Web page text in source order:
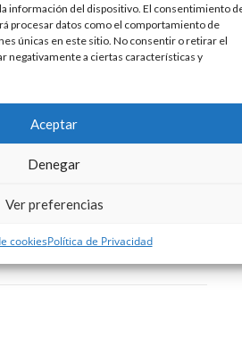
información del dispositivo. El consentimiento
procesar datos como el comportamiento de
únicas en este sitio. No consentir o retirar el
negativamente a ciertas características y
Aceptar
Denegar
Ver preferencias
cookiesPolítica de Privacidad
y la gente las lee ‘al
podemos hacer que
Comenzar con el final
qué es lo que os
Diseño Sin comentarios
Leer más